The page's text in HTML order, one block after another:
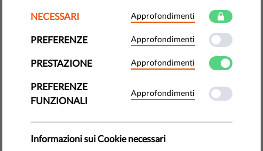
Democrazia e Giustizia
Lavoriamo per proteggere le nostre democrazie dalle
derive autoritarie. Difendiamo i tribunali indipendenti, i
media e la libertà di organizzare campagne collettive.
THEME TAGS
PLAY VIDEO
NECESSARI Approfondimenti
PREFERENZE Approfondimenti
PRESTAZIONE Approfondimenti
PREFERENZE
FUNZIONALI
Approfondimenti
Informazioni sui Cookie necessari